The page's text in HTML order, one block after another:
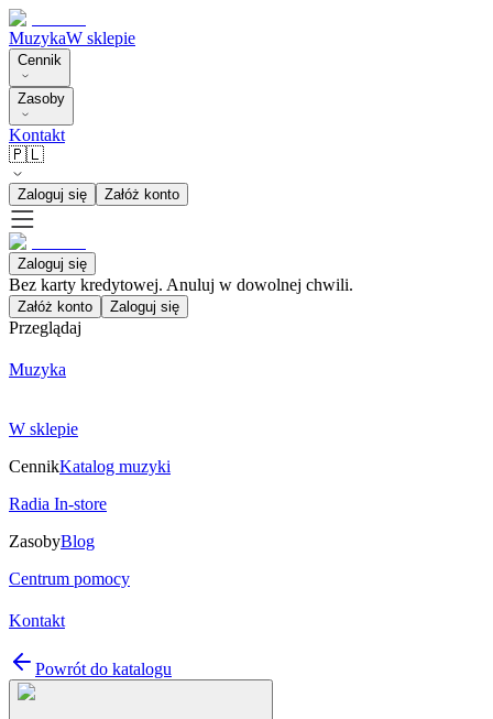
MuzykaW sklepie
Cennik
Zasoby
Kontakt
🇵🇱
Zaloguj się Załóż konto
Zaloguj się
Bez karty kredytowej. Anuluj w dowolnej chwili.
Załóż konto Zaloguj się
Przeglądaj
Muzyka
W sklepie
CennikKatalog muzyki
Radia In-store
ZasobyBlog
Centrum pomocy
Kontakt
Powrót do katalogu